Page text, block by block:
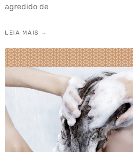
agredido de
LEIA MAIS →